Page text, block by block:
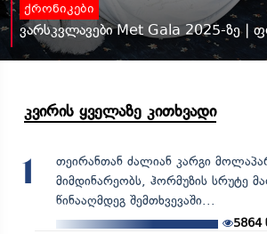
ქრონიკები
ვარსკვლავები Met Gala 2025-ზე |
კვირის ყველაზე კითხვადი
1
თეირანთან ძალიან კარგი
მიმდინარეობს, ჰორმუზის სრუტე
წინააღმდეგ შემთხვევაში...
5864